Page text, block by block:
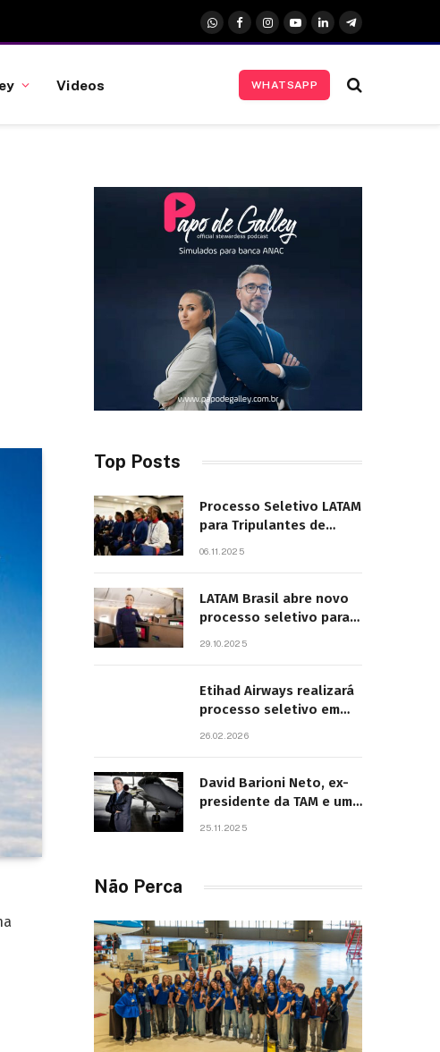
WhatsApp
FacebookInstagram
YouTubeLinkedInTelegrama
Videos WHATSAPP
Top Posts
Processo Seletivo LATAM
para Tripulantes de
06.11.2025
LATAM Brasil abre novo
processo seletivo para
29.10.2025
Etihad Airways realizará
processo seletivo em
26.02.2026
David Barioni Neto, ex-
presidente da TAM e um
25.11.2025
Não Perca